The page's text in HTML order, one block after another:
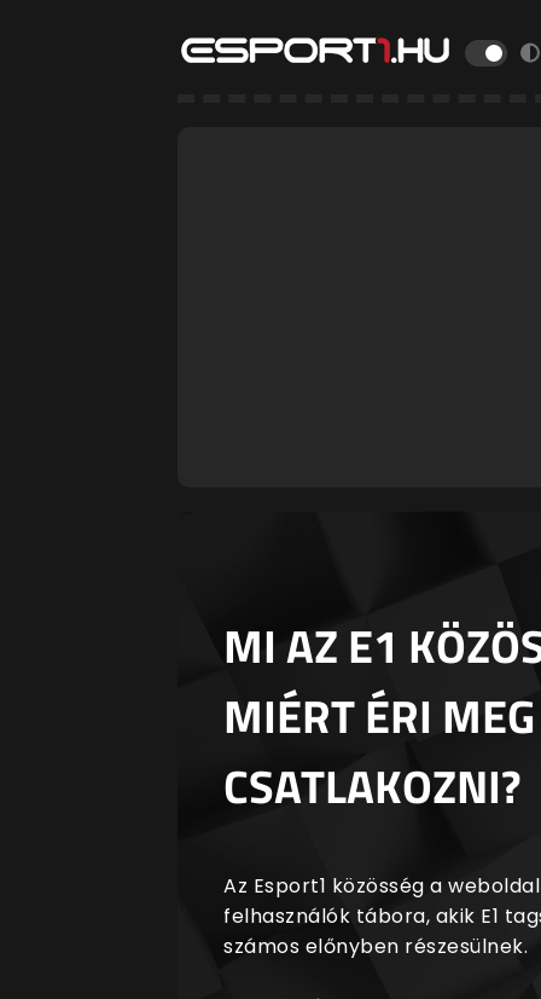
MI AZ E1
MIÉRT ÉRI MEG
CSATLAKOZNI?
Az Esport1 közösség a
felhasználók tábora, akik E1
számos előnyben részesülnek.